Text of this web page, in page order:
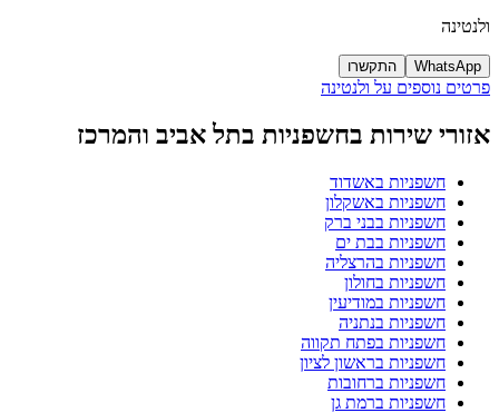
ולנטינה
WhatsApp התקשרו
פרטים נוספים על ולנטינה
אזורי שירות בחשפניות בתל אביב והמרכז
חשפניות באשדוד
חשפניות באשקלון
חשפניות בבני ברק
חשפניות בבת ים
חשפניות בהרצליה
חשפניות בחולון
חשפניות במודיעין
חשפניות בנתניה
חשפניות בפתח תקווה
חשפניות בראשון לציון
חשפניות ברחובות
חשפניות ברמת גן